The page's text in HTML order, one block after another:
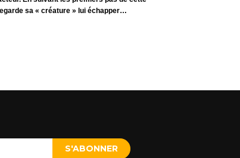
sa « créature » lui échapper…